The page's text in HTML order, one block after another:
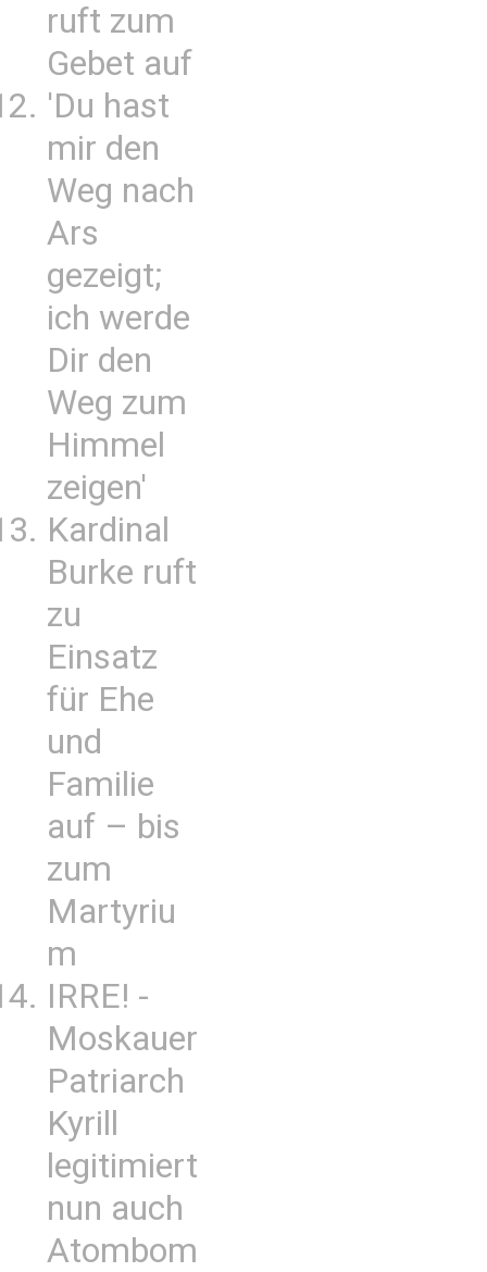
ruft zum
Gebet auf
'Du hast
mir den
Weg nach
Ars
gezeigt;
ich werde
Dir den
Weg zum
Himmel
zeigen'
Kardinal
Burke ruft
zu
Einsatz
für Ehe
und
Familie
auf – bis
zum
Martyriu
m
IRRE! -
Moskauer
Patriarch
Kyrill
legitimiert
nun auch
Atombom